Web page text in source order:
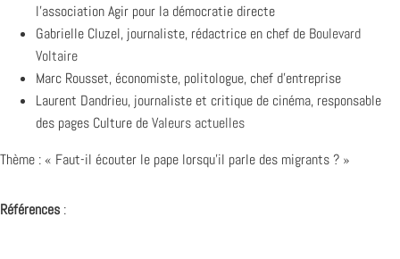
l’association Agir pour la démocratie directe
Gabrielle Cluzel, journaliste, rédactrice en chef de Boulevard
Voltaire
Marc Rousset, économiste, politologue, chef d’entreprise
Laurent Dandrieu, journaliste et critique de cinéma, responsable
des pages Culture deValeurs actuelles
Thème : « Faut-il écouter le pape lorsqu’il parle des migrants ? »
Références :